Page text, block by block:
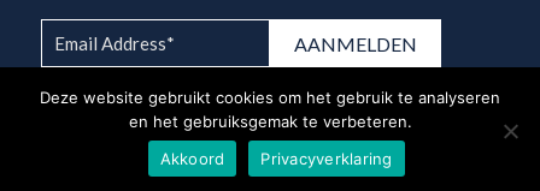
© Copyright 2026 - Posthumus en De Winter |Algemene voorwaarden
Deze website gebruikt cookies om het gebruik te analyseren
en het gebruiksgemak te verbeteren.
Akkoord
Privacyverklaring